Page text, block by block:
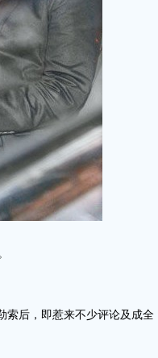
后，即惹来不少评论及成全